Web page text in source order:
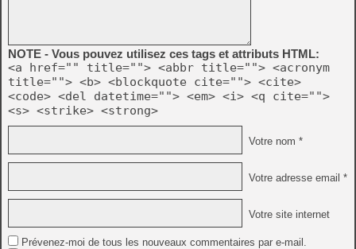
NOTE - Vous pouvez utilisez ces tags et attributs HTML:
<a href="" title=""> <abbr title=""> <acronym
title=""> <b> <blockquote cite=""> <cite>
<code> <del datetime=""> <em> <i> <q cite="">
<s> <strike> <strong>
Votre nom *
Votre adresse email *
Votre site internet
Prévenez-moi de tous les nouveaux commentaires par e-mail.